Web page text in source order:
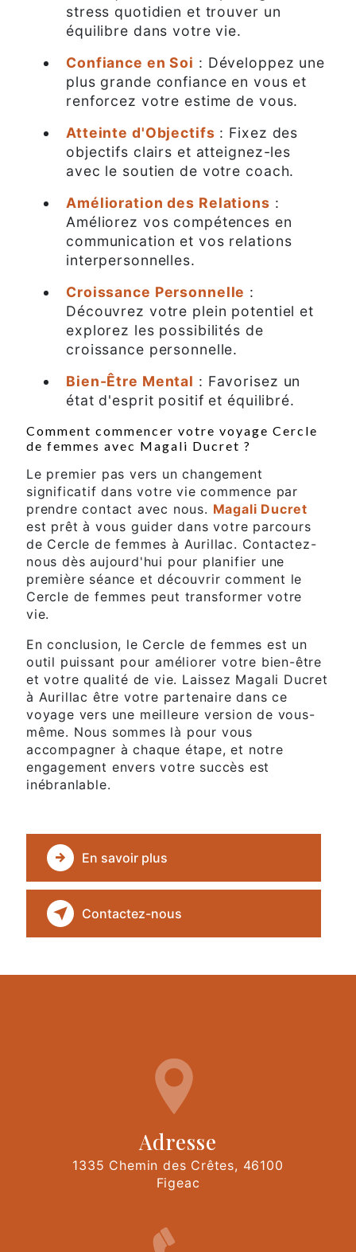
stress quotidien et trouver un
équilibre dans votre vie.
Confiance en Soi : Développez une
plus grande confiance en vous et
renforcez votre estime de vous.
Atteinte d'Objectifs : Fixez des
objectifs clairs et atteignez-les
avec le soutien de votre coach.
Amélioration des Relations :
Améliorez vos compétences en
communication et vos relations
interpersonnelles.
Croissance Personnelle :
Découvrez votre plein potentiel et
explorez les possibilités de
croissance personnelle.
Bien-Être Mental : Favorisez un
état d'esprit positif et équilibré.
Comment commencer votre voyage Cercle
de femmes avec Magali Ducret ?
Le premier pas vers un changement
significatif dans votre vie commence par
prendre contact avec nous. Magali Ducret
est prêt à vous guider dans votre parcours
de Cercle de femmes à Aurillac. Contactez-
nous dès aujourd'hui pour planifier une
première séance et découvrir comment le
Cercle de femmes peut transformer votre
vie.
En conclusion, le Cercle de femmes est un
outil puissant pour améliorer votre bien-être
et votre qualité de vie. Laissez Magali Ducret
à Aurillac être votre partenaire dans ce
voyage vers une meilleure version de vous-
même. Nous sommes là pour vous
accompagner à chaque étape, et notre
engagement envers votre succès est
inébranlable.
En savoir plus
Contactez-nous
Adresse
1335 Chemin des Crêtes, 46100
Figeac